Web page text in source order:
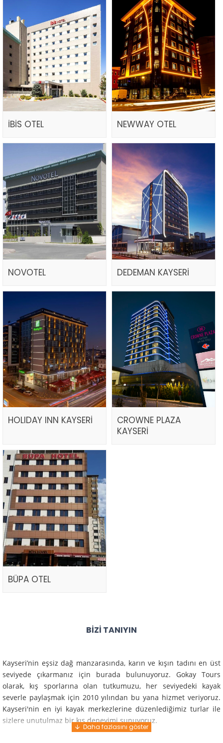
İBİS OTEL NEWWAY OTEL
NOVOTEL DEDEMAN KAYSERİ
HOLIDAY INN KAYSERİ
CROWNE PLAZA
KAYSERİ
BÜPA OTEL
BIZI TANIYIN
Kayseri’nin eşsiz dağ manzarasında, karın ve kışın tadını en üst
seviyede çıkarmanız için burada bulunuyoruz. Gokay Tours
olarak, kış sporlarına olan tutkumuzu, her seviyedeki kayak
severle paylaşmak için 2010 yılından bu yana hizmet veriyoruz.
Kayseri'nin en iyi kayak merkezlerine düzenlediğimiz turlar ile
sizlere unutulmaz bir kış deneyimi sunuyoruz.